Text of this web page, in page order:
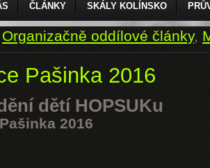
ČLÁNKY SKÁLY KOLÍNSKO
Organizačně oddílové články,
Pašinka 2016
dětí HOPSUKu
2016